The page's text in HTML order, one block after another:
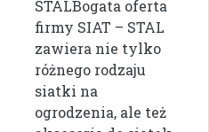
STALBogata oferta
firmy SIAT – STAL
zawiera nie tylko
różnego rodzaju
siatki na
ogrodzenia, ale też